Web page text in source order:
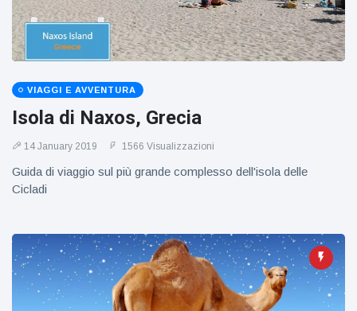
VIAGGI E AVVENTURA
Isola di Naxos, Grecia
14 January 2019 1566 Visualizzazioni
Guida di viaggio sul più grande complesso dell'isola delle
Cicladi